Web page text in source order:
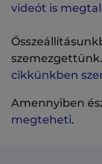
videót is
szemezgettünk.
cikkünkben
Amennyiben
megteheti.